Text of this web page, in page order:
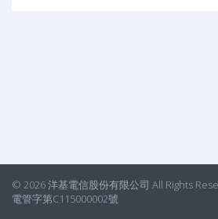
© 2026 洋基電信股份有限公司 All Rights
電管字第C115000002號